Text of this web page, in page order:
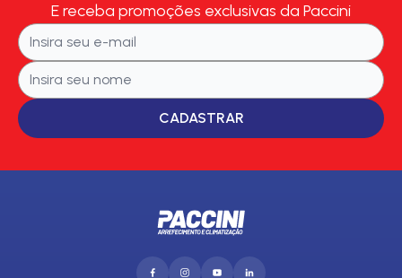
E receba promoções exclusivas da Paccini
CADASTRAR